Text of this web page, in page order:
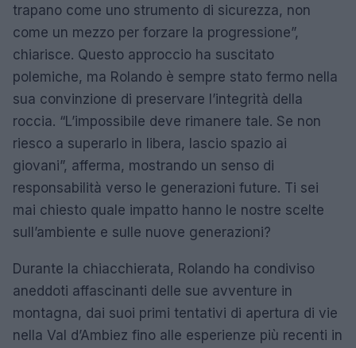
trapano come uno strumento di sicurezza, non
come un mezzo per forzare la progressione”,
chiarisce. Questo approccio ha suscitato
polemiche, ma Rolando è sempre stato fermo nella
sua convinzione di preservare l’integrità della
roccia. “L’impossibile deve rimanere tale. Se non
riesco a superarlo in libera, lascio spazio ai
giovani”, afferma, mostrando un senso di
responsabilità verso le generazioni future. Ti sei
mai chiesto quale impatto hanno le nostre scelte
sull’ambiente e sulle nuove generazioni?
Durante la chiacchierata, Rolando ha condiviso
aneddoti affascinanti delle sue avventure in
montagna, dai suoi primi tentativi di apertura di vie
nella Val d’Ambiez fino alle esperienze più recenti in